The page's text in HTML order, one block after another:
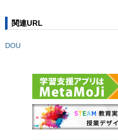
関連URL
DOU